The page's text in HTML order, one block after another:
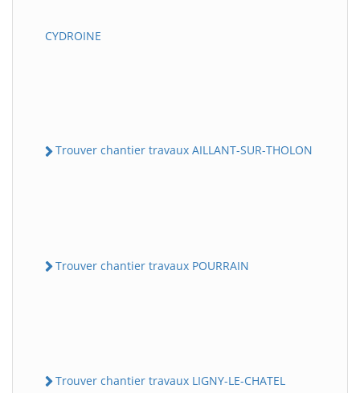
CYDROINE
Trouver chantier travaux AILLANT-SUR-THOLON
Trouver chantier travaux POURRAIN
Trouver chantier travaux LIGNY-LE-CHATEL